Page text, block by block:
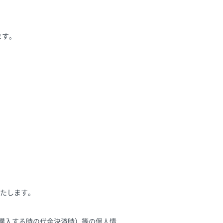
。
します。
入する時の代金決済時）等の個人情